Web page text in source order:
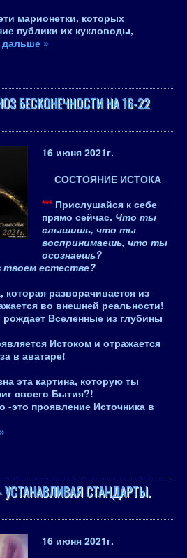
марионетки, которых
публики их кукловоды,
дальше »
БЕСКОНЕЧНОСТИ НА 16-22
16 июня 2021г.
СОСТОЯНИЕ ИСТОКА
*** Прислушайся к себе
прямо сейчас. Что ты
слышишь, что ты
воспринимаешь, что ты
осознаешь?
естестве?
разворачивается из
во внешней реальности!
Вселенные из глубины
Истоком и отражается
в аватаре!
эта картина, которую ты
своего Бытия?!
-это проявление Источника в
УСТАНАВЛИВАЯ СТАНДАРТЫ.
16 июня 2021г.